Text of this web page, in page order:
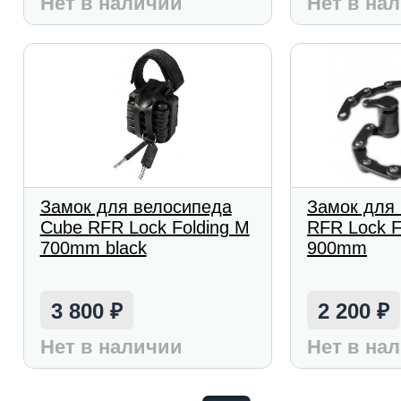
Замок для велосипеда
Cube RFR Lock Folding M
700mm black
3 800 ₽
Нет в наличии
Замок для
RFR Lock
900mm
2 200₽
Нет в